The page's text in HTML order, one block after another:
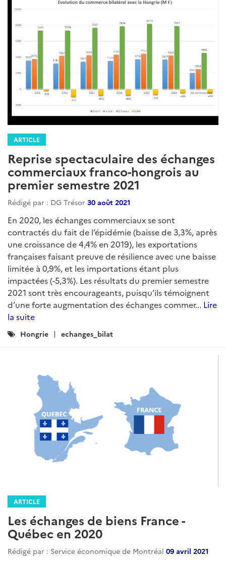
ARTICLE
Reprise spectaculaire des échanges
commerciaux franco-hongrois au
premier semestre 2021
Rédigé par : DG Trésor 30 août 2021
En 2020, les échanges commerciaux se sont
contractés du fait de l’épidémie (baisse de 3,3%, après
une croissance de 4,4% en 2019), les exportations
françaises faisant preuve de résilience avec une baisse
limitée à 0,9%, et les importations étant plus
impactées (-5,3%). Les résultats du premier semestre
2021 sont très encourageants, puisqu’ils témoignent
d’une forte augmentation des échanges commer... Lire
la suite
Catégories
Hongrie echanges_bilat
ARTICLE
Les échanges de biens France -
Québec en 2020
Rédigé par : Service économique de Montréal 09 avril 2021